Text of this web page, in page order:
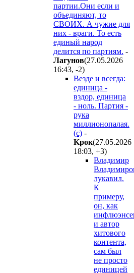
партии.Они если и
объединяют, то
СВОИХ. А чужие для
них - враги. То есть
единый народ
делится по партиям. -
Лaгyнoв(27.05.2026
16:43, -2)
Везде и всегда:
единица -
вздор, единица
- ноль. Партия -
рука
миллионопалая.
(с) -
Kpoк(27.05.2026
18:03, +3)
Владимир
лукавил.
К
примеру,
он, как
и автор
хитового
контента,
сам был
не просто
единицей